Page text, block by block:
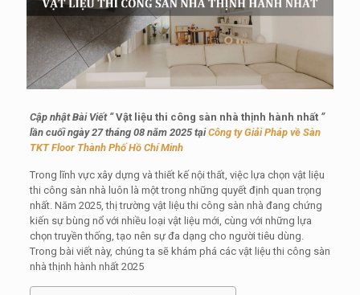
Cập nhật Bài Viết “Vật liệu thi công sàn nhà thịnh hành nhất ”
lần cuối ngày 27 tháng 08 năm 2025 tạiCông ty Giải Pháp về Sàn
TKT Floor Thành Phố Hồ Chí Minh
Trong lĩnh vực xây dựng và thiết kế nội thất, việc lựa chọn vật liệu
thi công sàn nhà luôn là một trong những quyết định quan trọng
nhất. Năm 2025, thị trường vật liệu thi công sàn nhà đang chứng
kiến sự bùng nổ với nhiều loại vật liệu mới, cùng với những lựa
chọn truyền thống, tạo nên sự đa dạng cho người tiêu dùng.
Trong bài viết này, chúng ta sẽ khám phá các vật liệu thi công sàn
nhà thịnh hành nhất 2025